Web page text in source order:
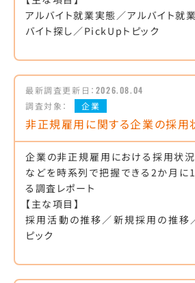
アルバイト就業実態／アルバイト就
バイト探し／PickUpトピック
最新調査更新日： 2026.08.04
調査対象：
企業
非正規雇用に関する企業の採用
企業の非正規雇用における採用状
などを時系列で把握できる2か月に
る調査レポート
【主な項目】
採用活動の推移／新規採用の推移
ピック